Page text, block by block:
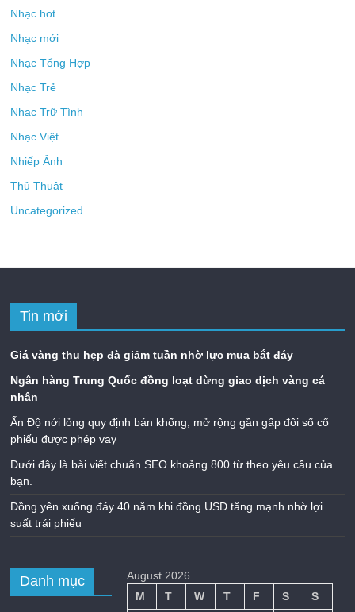
Nhạc hot
Nhạc mới
Nhạc Tổng Hợp
Nhạc Trẻ
Nhạc Trữ Tình
Nhạc Việt
Nhiếp Ảnh
Thủ Thuật
Uncategorized
Tin mới
Giá vàng thu hẹp đà giảm tuần nhờ lực mua bắt đáy
Ngân hàng Trung Quốc đồng loạt dừng giao dịch vàng cá
nhân
Ấn Độ nới lỏng quy định bán khống, mở rộng gần gấp đôi số cổ
phiếu được phép vay
Dưới đây là bài viết chuẩn SEO khoảng 800 từ theo yêu cầu của
bạn.
Đồng yên xuống đáy 40 năm khi đồng USD tăng mạnh nhờ lợi
suất trái phiếu
Danh mục
August 2026
M
T W T F S
S